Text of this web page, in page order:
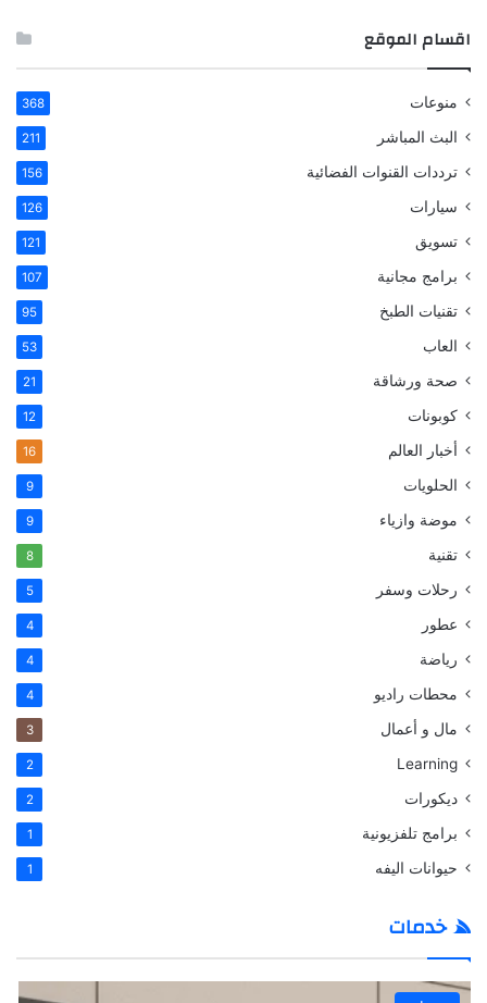
اقسام الموقع
منوعات 368
البث المباشر 211
ترددات القنوات الفضائية 156
سيارات 126
تسويق 121
برامج مجانية 107
تقنيات الطبخ 95
العاب 53
صحة ورشاقة 21
كوبونات 12
أخبار العالم 16
الحلويات 9
موضة وازياء 9
تقنية 8
رحلات وسفر 5
عطور 4
رياضة 4
محطات راديو 4
مال و أعمال 3
Learning
2
ديكورات 2
برامج تلفزيونية 1
حيوانات اليفه 1
خدمات